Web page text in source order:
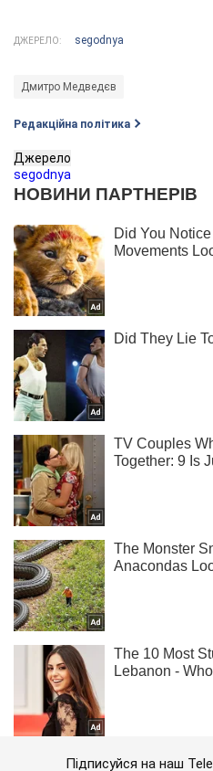
ДЖЕРЕЛО: segodnya
Дмитро Медведєв
Редакційна політика
Джерело
segodnya
Підписуйся на наш